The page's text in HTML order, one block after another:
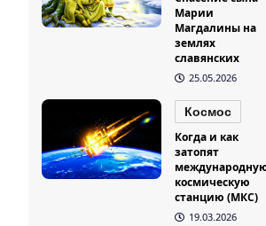
Марии
Магдалины на
землях
славянских
25.05.2026
Космос
Когда и как
затопят
космическую
станцию (МКС)
19.03.2026